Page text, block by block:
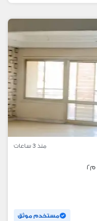
منذ 3 ساعات
مستخدم موثق